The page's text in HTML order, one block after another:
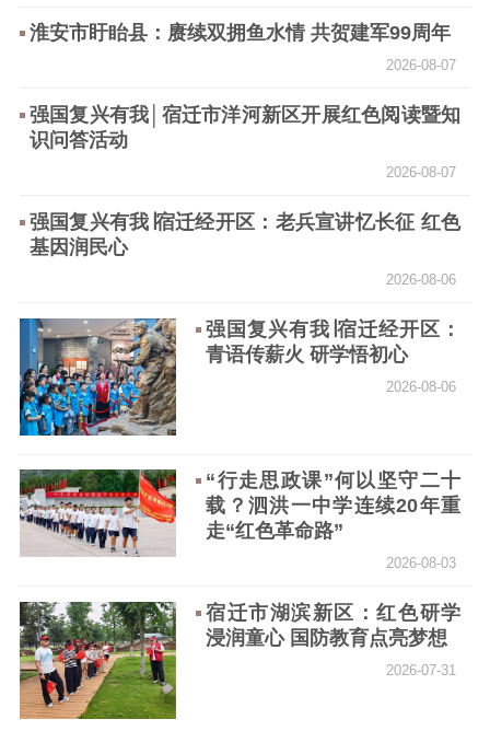
信息公开年度报
告
政策法规
工作动态
理论学习 宣传宣讲 研究阐释
江苏文脉
资料下载
记者之家
品牌栏目
文化文艺
文化交流
体制改革
文化产业
紫金文化艺术节
品牌活动 紫艺舞台
淮安市盱眙县：赓续双拥鱼水情 共贺建军99周年
2026-08-07
强国复兴有我│宿迁市洋河新区开展红色阅读暨知
识问答活动
2026-08-07
强国复兴有我∣宿迁经开区：老兵宣讲忆长征 红色
基因润民心
2026-08-06
强国复兴有我∣宿迁经开区：
青语传薪火 研学悟初心
2026-08-06
“行走思政课”何以坚守二十
载？泗洪一中学连续20年重
走“红色革命路”
2026-08-03
宿迁市湖滨新区：红色研学
浸润童心 国防教育点亮梦想
2026-07-31